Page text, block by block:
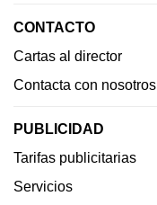
CONTACTO
Cartas al director
Contacta con nosotros
PUBLICIDAD
Tarifas publicitarias
Servicios